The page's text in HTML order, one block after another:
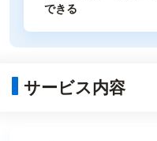
できる
サービス内容